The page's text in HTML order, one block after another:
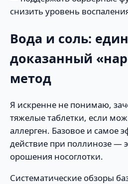
снизить уровень
Вода и соль:
доказанный
метод
Я искренне не понимаю,
тяжелые таблетки, если
аллерген. Базовое и самое
действие при поллинозе —
орошения носоглотки.
Систематические обзоры